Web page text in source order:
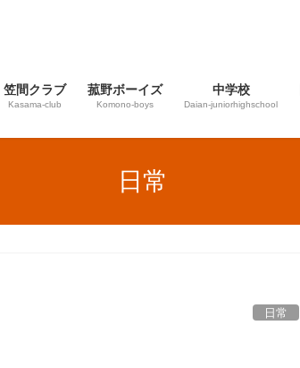
笠間クラブ
Kasama-club
菰野ボーイズ
Komono-boys
中学校
Daian‐juniorhighschool
日常
日常